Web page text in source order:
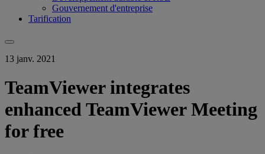
Gouvernement d'entreprise
Tarification
13 janv. 2021
TeamViewer integrates
enhanced TeamViewer Meeting
for free